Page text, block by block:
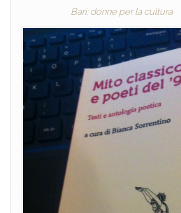
Bari: donne per la cultura